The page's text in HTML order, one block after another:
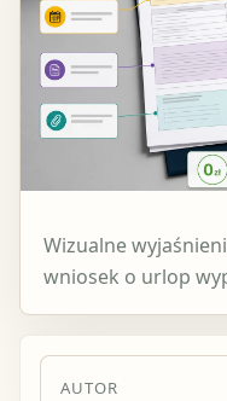
Wizualne
wniosek o urlop
AUTOR